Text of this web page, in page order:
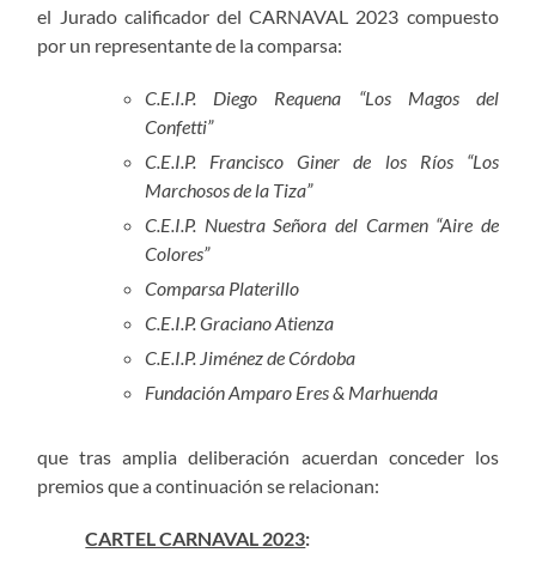
el Jurado calificador del CARNAVAL 2023 compuesto
por un representante de la comparsa:
C.E.I.P. Diego Requena “Los Magos del
Confetti”
C.E.I.P. Francisco Giner de los Ríos “Los
Marchosos de la Tiza”
C.E.I.P. Nuestra Señora del Carmen “Aire de
Colores”
Comparsa Platerillo
C.E.I.P. Graciano Atienza
C.E.I.P. Jiménez de Córdoba
Fundación Amparo Eres & Marhuenda
que tras amplia deliberación acuerdan conceder los
premios que a continuación se relacionan:
CARTEL CARNAVAL 2023: